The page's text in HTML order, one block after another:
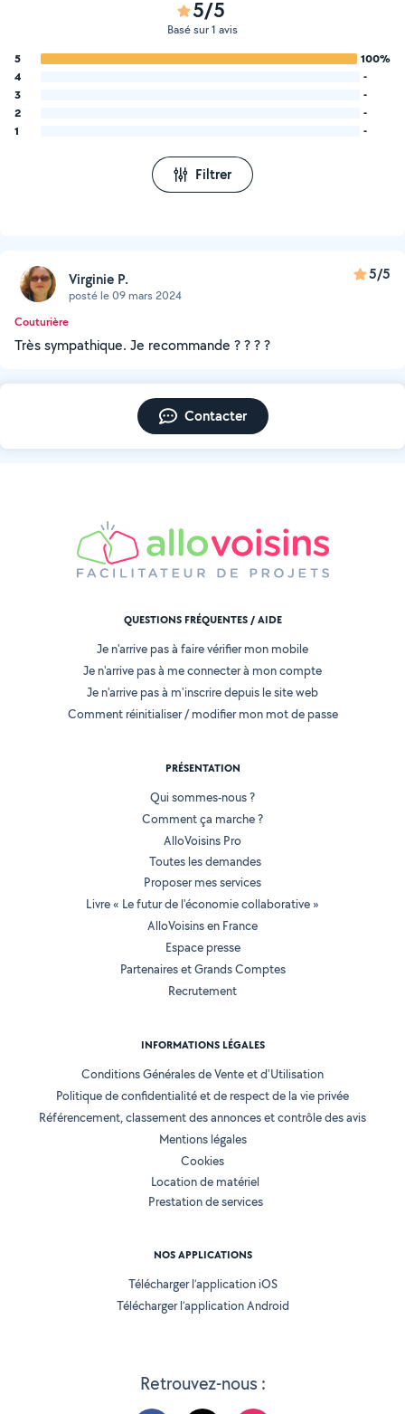
5/5
Basé sur 1 avis
5
100%
4
-
3
-
2
-
1
-
Filtrer
Virginie P.
posté le 09 mars 2024
5/5
Couturière
Très sympathique. Je recommande ? ? ? ?
Contacter
Retrouvez-nous :
QUESTIONS FRÉQUENTES / AIDE
Je n'arrive pas à faire vérifier mon mobile
Je n'arrive pas à me connecter à mon compte
Je n'arrive pas à m'inscrire depuis le site web
Comment réinitialiser / modifier mon mot de passe
PRÉSENTATION
Qui sommes-nous ?
Comment ça marche ?
AlloVoisins Pro
Toutes les demandes
Proposer mes services
Livre « Le futur de l'économie collaborative »
AlloVoisins en France
Espace presse
Partenaires et Grands Comptes
Recrutement
INFORMATIONS LÉGALES
Conditions Générales de Vente et d'Utilisation
Politique de confidentialité et de respect de la vie privée
Référencement, classement des annonces et contrôle des avis
Mentions légales
Cookies
Location de matériel
Prestation de services
NOS APPLICATIONS
Télécharger l’application iOS
Télécharger l’application Android